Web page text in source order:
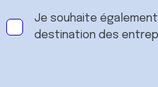
Je souhaite
destination des